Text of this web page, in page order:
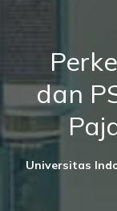
dan
Universitas